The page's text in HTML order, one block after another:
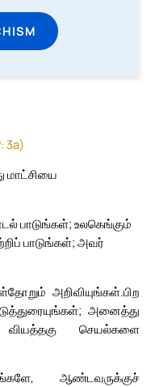
3a)
மாட்சியை
பாடுங்கள்; உலகெங்கும்
பாடுங்கள்; அவர்
அறிவியுங்கள்.பிற
அனைத்து
செயல்களை
ஆண்டவருக்குச்